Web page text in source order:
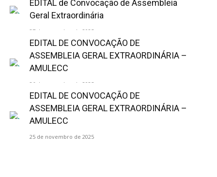
EDITAL de Convocação de Assembleia
Geral Extraordinária
27 de novembro de 2025
EDITAL DE CONVOCAÇÃO DE
ASSEMBLEIA GERAL EXTRAORDINÁRIA –
AMULECC
26 de novembro de 2025
EDITAL DE CONVOCAÇÃO DE
ASSEMBLEIA GERAL EXTRAORDINÁRIA –
AMULECC
25 de novembro de 2025